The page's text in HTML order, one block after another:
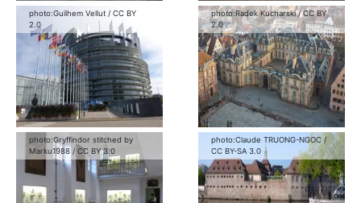
photo:Guilhem Vellut / CC BY
2.0
photo:Radek Kucharski /CC BY
2.0
photo:Gryffindor stitched by
Marku1988 / CC BY 3.0
photo:Claude TRUONG-NGOC /
CC BY-SA 3.0